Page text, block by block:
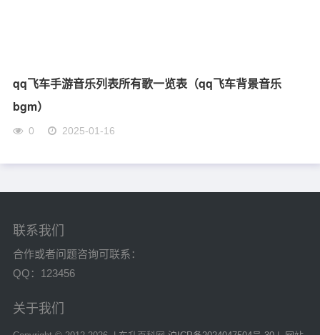
qq飞车手游音乐列表所有歌一览表（qq飞车背景音乐
bgm）
0 2025-01-16
联系我们
合作或者问题咨询可联系：
QQ：123456
关于我们